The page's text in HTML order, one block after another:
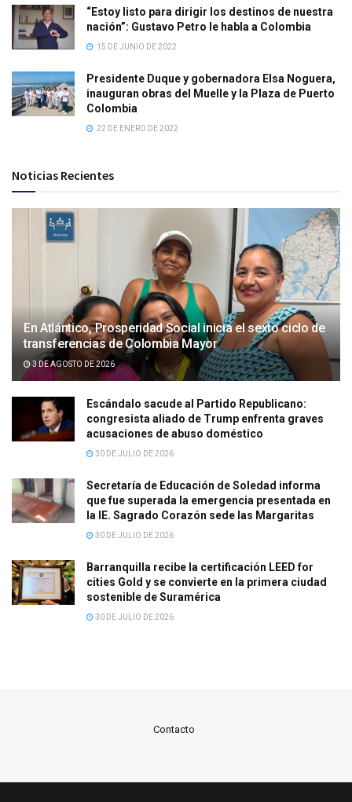
“Estoy listo para dirigir los destinos de nuestra
nación”: Gustavo Petro le habla a Colombia
15 DE JUNIO DE 2022
Presidente Duque y gobernadora Elsa Noguera,
inauguran obras del Muelle y la Plaza de Puerto
Colombia
22 DE ENERO DE 2022
Noticias Recientes
En Atlántico, Prosperidad Social inicia el sexto ciclo de
transferencias de Colombia Mayor
3 DE AGOSTO DE 2026
Escándalo sacude al Partido Republicano:
congresista aliado de Trump enfrenta graves
acusaciones de abuso doméstico
30 DE JULIO DE 2026
Secretaría de Educación de Soledad informa
que fue superada la emergencia presentada en
la IE. Sagrado Corazón sede las Margaritas
30 DE JULIO DE 2026
Barranquilla recibe la certificación LEED for
cities Gold y se convierte en la primera ciudad
sostenible de Suramérica
30 DE JULIO DE 2026
Contacto